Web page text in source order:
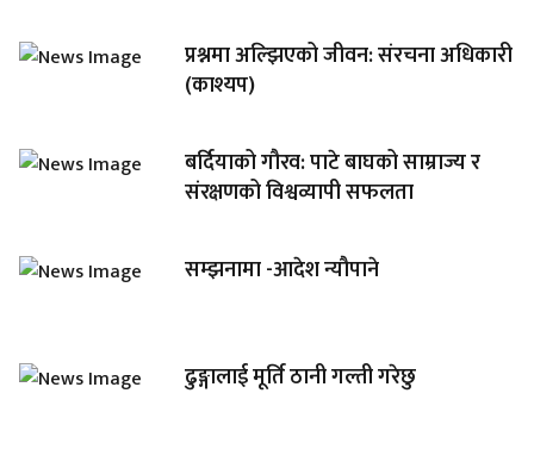
प्रश्नमा अल्झिएको जीवन: संरचना अधिकारी
(काश्यप)
बर्दियाको गौरव: पाटे बाघको साम्राज्य र
संरक्षणको विश्वव्यापी सफलता
सम्झनामा -आदेश न्यौपाने
ढुङ्गालाई मूर्ति ठानी गल्ती गरेछु